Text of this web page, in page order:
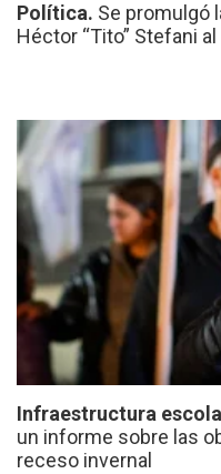
Política. Se promulgó
Héctor “Tito” Stefani
Infraestructura
un informe sobre las
receso invernal